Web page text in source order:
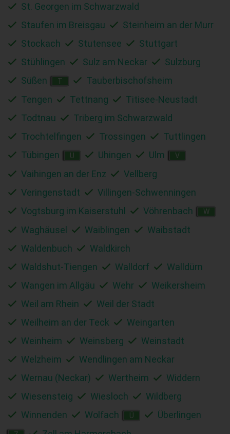
St. Georgen im Schwarzwald
Staufen im Breisgau
Steinheim an der Murr
Stockach
Stutensee
Stuttgart
Stühlingen
Sulz am Neckar
Sulzburg
Süßen
T
Tauberbischofsheim
Tengen
Tettnang
Titisee-Neustadt
Todtnau
Triberg im Schwarzwald
Trochtelfingen
Trossingen
Tuttlingen
Tübingen
U Uhingen Ulm V
Vaihingen an der Enz
Vellberg
Veringenstadt
Villingen-Schwenningen
Vogtsburg im Kaiserstuhl
Vöhrenbach W
Waghäusel Waiblingen
Waibstadt
Waldenbuch
Waldkirch
Waldshut-Tiengen
Walldorf
Walldürn
Wangen im Allgäu
Wehr
Weikersheim
Weil am Rhein
Weil der Stadt
Weilheim an der Teck
Weingarten
Weinheim
Weinsberg
Weinstadt
Welzheim
Wendlingen am Neckar
Wernau (Neckar)
Wertheim
Widdern
Wiesensteig
Wiesloch
Wildberg
Winnenden
Wolfach Ü Überlingen